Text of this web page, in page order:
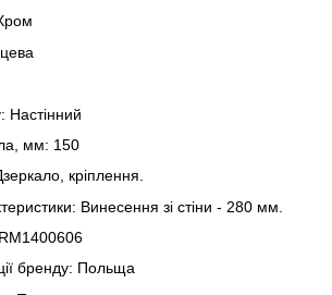
Настінний
мм: 150
кріплення.
Винесення зі стіни - 280 мм.
бренду: Польща